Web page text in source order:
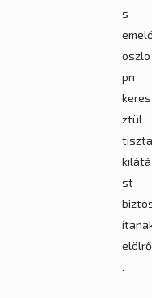
s
oszlo
pn
keres
ztül
tiszta
kilátá
st
.